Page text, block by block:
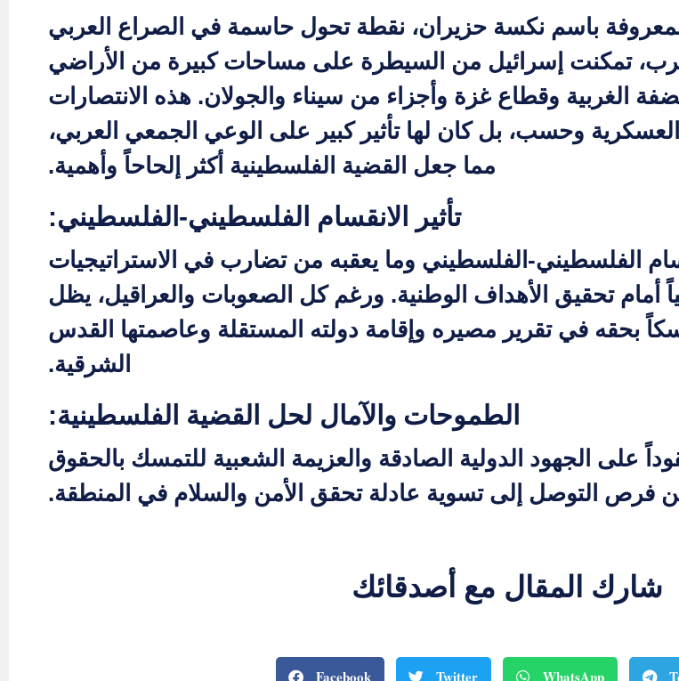
حرب 1967، والمعروفة باسم نكسة حزيران، نقطة تحول حاسمة في الصراع العربي
تمكنت إسرائيل من السيطرة على مساحات كبيرة من الأراضي
الغربية وقطاع غزة وأجزاء من سيناء والجولان. هذه الانتصارات
العسكرية وحسب، بل كان لها تأثير كبير على الوعي الجمعي العربي،
مما جعل القضية الفلسطينية أكثر إلحاحاً وأهمية.
تأثير الانقسام الفلسطيني-الفلسطيني:
الفلسطيني-الفلسطيني وما يعقبه من تضارب في الاستراتيجيات
أمام تحقيق الأهداف الوطنية. ورغم كل الصعوبات والعراقيل، يظل
بحقه في تقرير مصيره وإقامة دولته المستقلة وعاصمتها القدس
الشرقية.
الطموحات والآمال لحل القضية الفلسطينية:
على الجهود الدولية الصادقة والعزيمة الشعبية للتمسك بالحقوق
فرص التوصل إلى تسوية عادلة تحقق الأمن والسلام في المنطقة.
شارك المقال مع أصدقائك
Facebook Twitter WhatsApp